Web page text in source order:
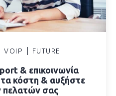
VOIP FUTURE
& επικοινωνία
κόστη & αυξήστε
πελατών σας